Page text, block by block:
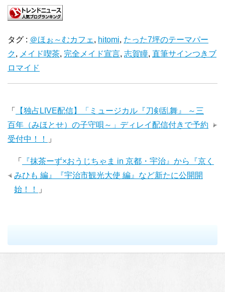
タグ : ＠ほぉ～むカフェ , hitomi, たった7坪のテーマパー
ク, メイド喫茶, 完全メイド宣言, 志賀瞳, 直筆サインつきブ
ロマイド
「
【独占LIVE配信】「ミュージカル『刀剣乱舞』 ～三
百年（みほとせ）の子守唄～」ディレイ配信付きで予約
受付中！！
」
「
『抹茶ーず×おうじちゃま in 京都・宇治』から『京く
みひも 編』『宇治市観光大使 編』など新たに公開開
始！！
」